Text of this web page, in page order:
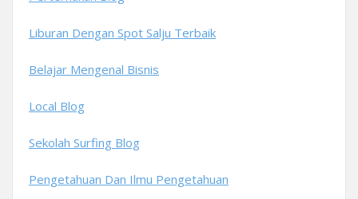
Liburan Dengan Spot Salju Terbaik
Belajar Mengenal Bisnis
Local Blog
Sekolah Surfing Blog
Pengetahuan Dan Ilmu Pengetahuan